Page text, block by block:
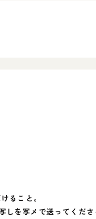
ること。
しを写メで送ってくだ